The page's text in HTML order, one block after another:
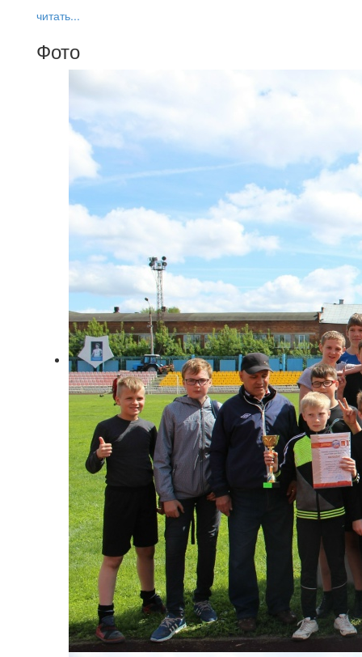
читать...
Фото